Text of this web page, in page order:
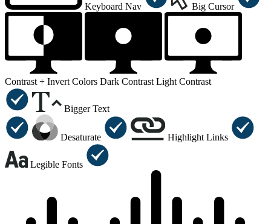
Keyboard Nav Big Cursor
Contrast + Invert Colors Dark Contrast Light Contrast
Bigger Text
Desaturate Highlight Links
Legible Fonts